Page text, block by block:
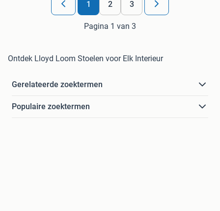
1 2 3
Pagina 1 van 3
Ontdek Lloyd Loom Stoelen voor Elk Interieur
Gerelateerde zoektermen
Populaire zoektermen